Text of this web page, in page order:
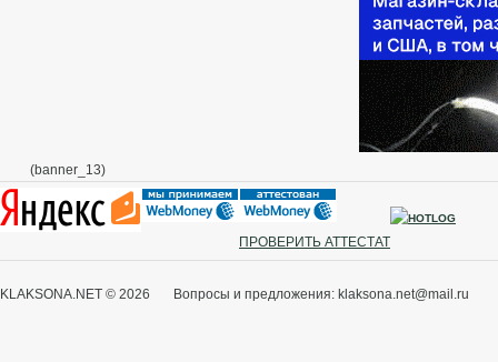
(banner_13)
ПРОВЕРИТЬ АТТЕСТАТ
KLAKSONA.NET © 2026 Вопросы и предложения: klaksona.net@mail.ru